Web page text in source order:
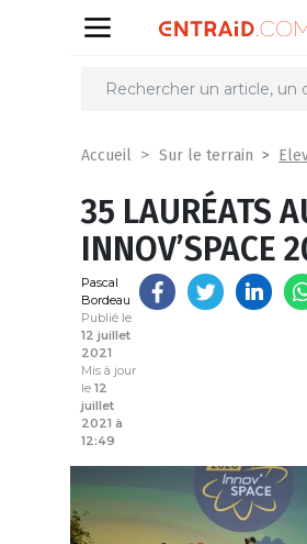
Partager
Accueil Sur le terrain
35 LAURÉATS
INNOV’SPACE
Pascal
Bordeau
Publié le
12 juillet
2021
Mis à jour
le 12
juillet
2021 à
12:49